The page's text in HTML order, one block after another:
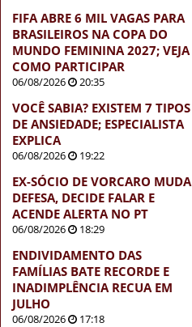
FIFA ABRE 6 MIL VAGAS PARA
BRASILEIROS NA COPA DO
MUNDO FEMININA 2027; VEJA
COMO PARTICIPAR
06/08/2026 20:35
VOCÊ SABIA? EXISTEM 7 TIPOS
DE ANSIEDADE; ESPECIALISTA
EXPLICA
06/08/2026 19:22
EX-SÓCIO DE VORCARO MUDA
DEFESA, DECIDE FALAR E
ACENDE ALERTA NO PT
06/08/2026 18:29
ENDIVIDAMENTO DAS
FAMÍLIAS BATE RECORDE E
INADIMPLÊNCIA RECUA EM
JULHO
06/08/2026 17:18